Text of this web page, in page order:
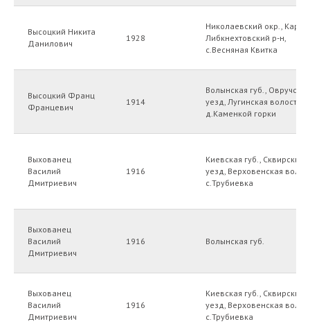
Высоцкий Никита
Данилович
1928
Николаевский окр., Карл-
Либкнехтовский р-н,
с.Весняная Квитка
Высоцкий Франц
Францевич
1914
Волынская губ., Овручский
уезд, Лугинская волость,
д.Каменкой горки
Выхованец
Василий
Дмитриевич
1916
Киевская губ., Сквирский
уезд, Верховенская
с.Трубиевка
Выхованец
Василий
Дмитриевич
1916 Волынская губ.
Выхованец
Василий
Дмитриевич
1916
Киевская губ., Сквирский
уезд, Верховенская
с.Трубиевка